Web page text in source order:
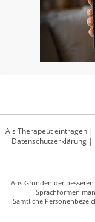
Als Therapeut eintragen |
Datenschutzerklärung|
Aus Gründen der
Sprachformen
Sämtliche